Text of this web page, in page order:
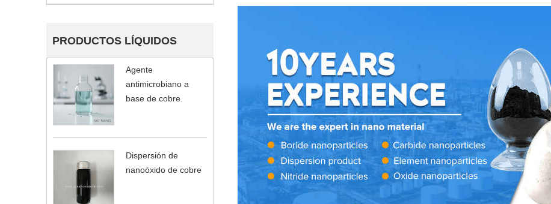
PRODUCTOS LÍQUIDOS
Agente
antimicrobiano a
base de cobre.
Dispersión de
nanoóxido de cobre